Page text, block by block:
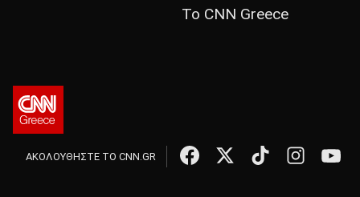
Το CNN Greece
ΑΚΟΛΟΥΘΗΣΤΕ ΤΟ CNN.GR